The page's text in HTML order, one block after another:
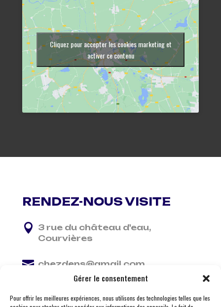
Gérer le consentement
Pour offrir les meilleures expériences, nous utilisons des technologies telles que les
Cliquez pour accepter les cookies marketing et
activer ce contenu
RENDEZ-NOUS VISITE
 3 rue du château d'eau,
Courvières
 chezdens@gmail.com